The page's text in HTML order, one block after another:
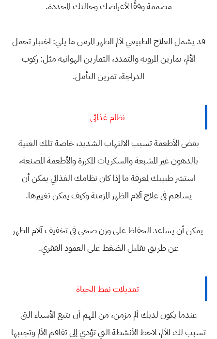
مصممة وفقًا لأعراضك وحالتك المحددة.
قد يشمل العلاج الطبيعي لألم الظهر المزمن ما يلي: اختبار تحمل
الألم، تمارين المرونة والتمدد، التمارين الهوائية مثل: ركوب
الدراجة، تمرين التأمل.
نظام غذائى
بعض الأطعمة تسبب الالتهاب الشديد، خاصة تلك الغنية
بالدهون غير المشبعة والسكريات المكررة والأطعمة المصنعة،
استشر طبيبك لمعرفة ما إذا كان نظامك الغذائي يمكن أن
يساهم في علاج آلام الظهر المزمنة وكيف يمكن تغييرها.
يمكن أن يساعد الحفاظ على وزن صحي في تخفيف آلام الظهر
عن طريق تقليل الضغط على العمود الفقري.
تعديلات نمط الحياة
عندما يكون لديك ألم مزمن، من المهم أن تتبع الأشياء التى
تسبب لك الألم، لاحظ الأنشطة التي تؤدي إلى تفاقم الألم وتجنبها